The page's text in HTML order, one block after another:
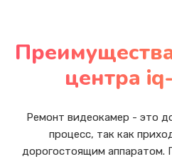
центра
Ремонт видеокамер - это
процесс, так как
дорогостоящим аппаратом.